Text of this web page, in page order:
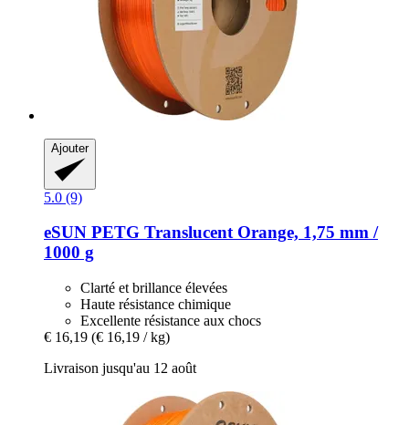
Ajouter
5.0 (9)
eSUN PETG Translucent Orange, 1,75 mm /
1000 g
Clarté et brillance élevées
Haute résistance chimique
Excellente résistance aux chocs
€ 16,19 (€ 16,19 / kg)
Livraison jusqu'au 12 août